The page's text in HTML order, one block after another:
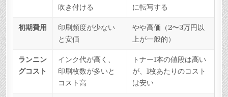
吹き付ける
に転写する
初期費用
印刷頻度が少ない
と安価
やや高価（2〜3万円以
上が一般的）
ランニン
グコスト
インク代が高く、
印刷枚数が多いと
コスト高
トナー1本の値段は高い
が、1枚あたりのコスト
は安い